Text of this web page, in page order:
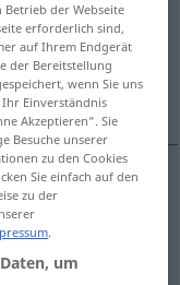
antippen)
der Webseite
erforderlich sind,
auf Ihrem Endgerät
der Bereitstellung
wenn Sie uns
Einverständnis
Akzeptieren“. Sie
Besuche unserer
zu den Cookies
Sie einfach auf den
zu der
.
um